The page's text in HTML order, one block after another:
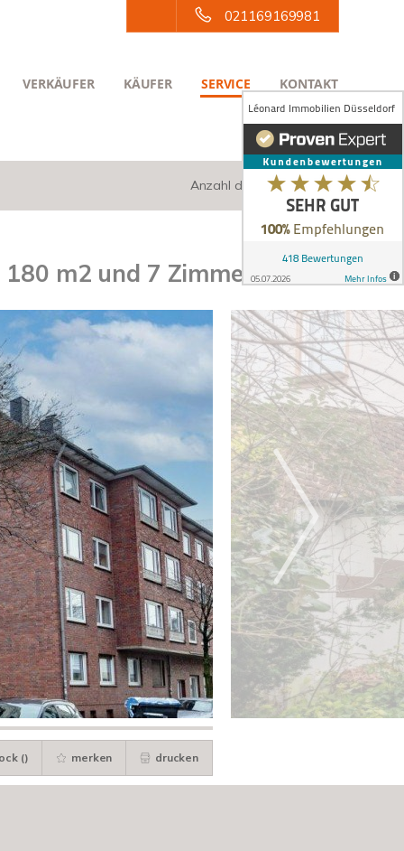
021169169981
VERKÄUFER KÄUFER SERVICE KONTAKT
Anzahl der Objekte:7 | 12
m2 und 7 Zimmern
() merken drucken